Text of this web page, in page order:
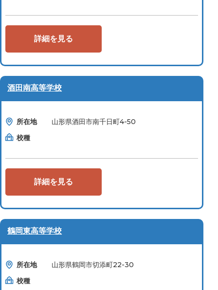
詳細を見る
酒田南高等学校
所在地
山形県酒田市南千日町4-50
校種
詳細を見る
鶴岡東高等学校
所在地
山形県鶴岡市切添町22-30
校種